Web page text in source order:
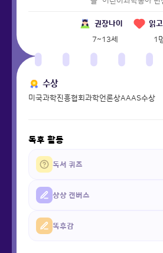
권장나이
7~13세
읽
1
수상
미국과학진흥협회과학언론상AAAS수상
독후 활동
독서 퀴즈
상상 캔버스
똑후감